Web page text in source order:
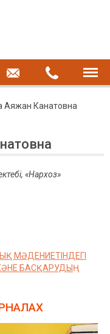
Аяжан Канатовна
«Нархоз»
МӘДЕНИЕТІНДЕГІ
БАСҚАРУДЫҢ